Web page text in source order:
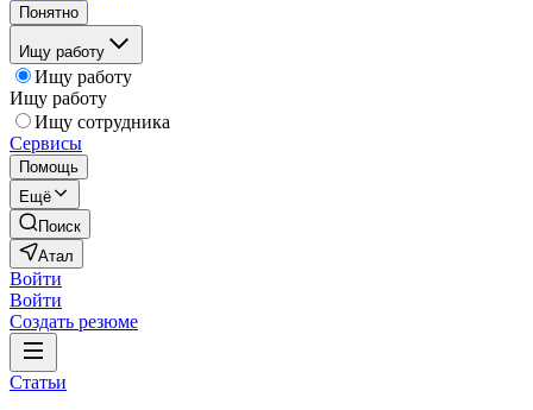
Понятно
Ищу работу
Ищу работу
Ищу работу
Ищу сотрудника
Сервисы
Помощь
Ещё
Поиск
Атал
Войти
Войти
Создать резюме
Статьи